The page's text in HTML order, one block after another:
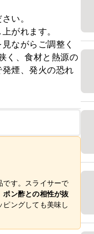
い。
がれます。
ながらご調整く
く、食材と熱源の
煙、発火の恐れ
です。スライサーで
ポン酢との相性が抜
ングしても美味し